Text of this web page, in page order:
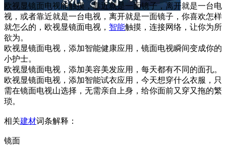
欧视显镜面电视能触摸，靠近就是一面镜子，离开就是一台电
视，或者靠近就是一台电视，离开就是一面镜子，你喜欢怎样
就怎么的，欧视显镜面电视， 智能触摸，连接网络，让你为所
欲为。
欧视显镜面电视，添加智能健康应用，镜面电视瞬间变成你的
小护士。
欧视显镜面电视，添加美容美发应用，每天都有不同的面孔。
欧视显镜面电视，添加智能试衣应用，今天想穿什么衣服，只
需在镜面电视山选择，无需亲自上身，给你面前又穿又拖的繁
琐。
相关建材词条解释：
镜面